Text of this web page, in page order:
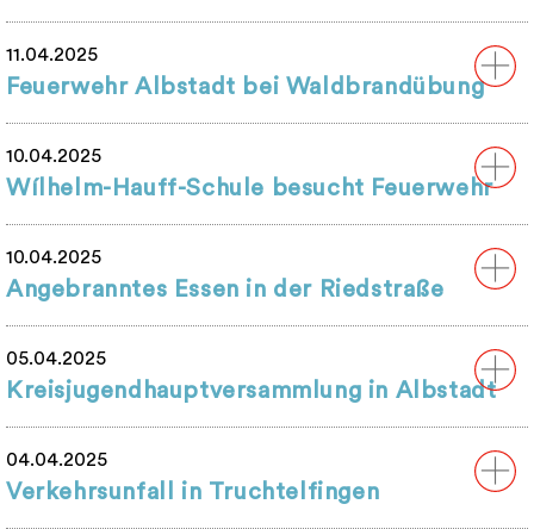
11.04.2025
Feuerwehr Albstadt bei Waldbrandübung
10.04.2025
Wílhelm-Hauff-Schule besucht Feuerwehr
10.04.2025
Angebranntes Essen in der Riedstraße
05.04.2025
Kreisjugendhauptversammlung in Albstadt
04.04.2025
Verkehrsunfall in Truchtelfingen